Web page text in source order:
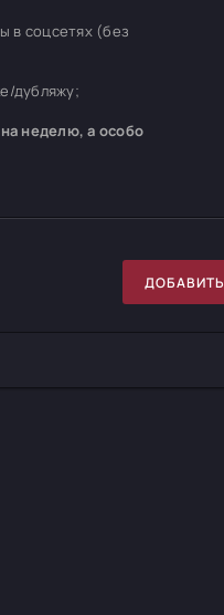
в соцсетях (без
дубляжу;
неделю, а особо
ДОБАВИТЬ